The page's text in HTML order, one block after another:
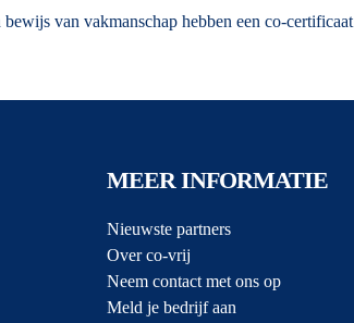
van vakmanschap hebben een co-certificaat
MEER INFORMATIE
Nieuwste partners
Over co-vrij
Neem contact met ons op
Meld je bedrijf aan